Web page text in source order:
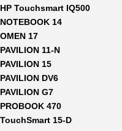
HP Touchsmart IQ500
NOTEBOOK 14
OMEN 17
PAVILION 11-N
PAVILION 15
PAVILION DV6
PAVILION G7
PROBOOK 470
TouchSmart 15-D